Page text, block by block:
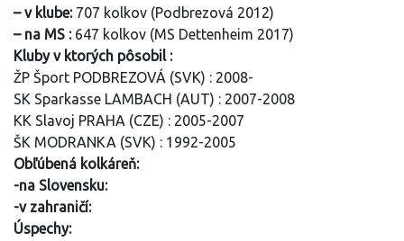
– v klube:707 kolkov (Podbrezová 2012)
– na MS :647 kolkov (MS Dettenheim 2017)
Kluby v ktorých pôsobil :
ŽP Šport PODBREZOVÁ (SVK) : 2008-
SK Sparkasse LAMBACH (AUT) : 2007-2008
KK Slavoj PRAHA (CZE) : 2005-2007
ŠK MODRANKA (SVK) : 1992-2005
Obľúbená kolkáreň:
-na Slovensku:
-v zahraničí:
Úspechy: